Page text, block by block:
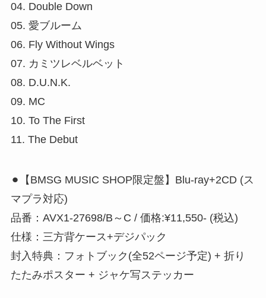
04. Double Down
05. 愛ブルーム
06. Fly Without Wings
07. カミツレベルベット
08. D.U.N.K.
09. MC
10. To The First
11. The Debut
⚫︎【BMSG MUSIC SHOP限定盤】Blu-ray+2CD (ス
マプラ対応)
品番：AVX1-27698/B～C / 価格:¥11,550- (税込)
仕様：三方背ケース+デジパック
封入特典：フォトブック(全52ページ予定) + 折り
たたみポスター + ジャケ写ステッカー